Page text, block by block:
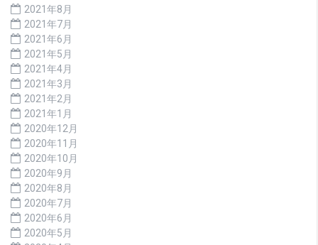
2021年8月
2021年7月
2021年6月
2021年5月
2021年4月
2021年3月
2021年2月
2021年1月
2020年12月
2020年11月
2020年10月
2020年9月
2020年8月
2020年7月
2020年6月
2020年5月